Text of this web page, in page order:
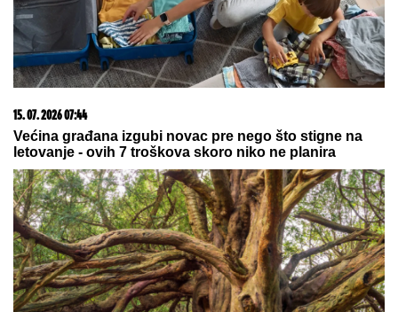
03. 08. 2026 13:23
Hibrid broj 1 koji osvaja Evropu, sada po specijalnoj
akcijskoj ceni od 19.990€ do 31.8.